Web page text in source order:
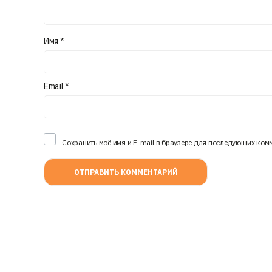
Имя *
Email*
Сохранить моё имя и E-mail в браузере для последующих